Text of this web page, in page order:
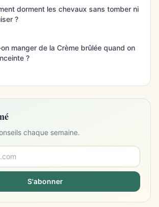
dorment les chevaux sans tomber ni
?
manger de la Crème brûlée quand on
?
chaque semaine.
S'abonner